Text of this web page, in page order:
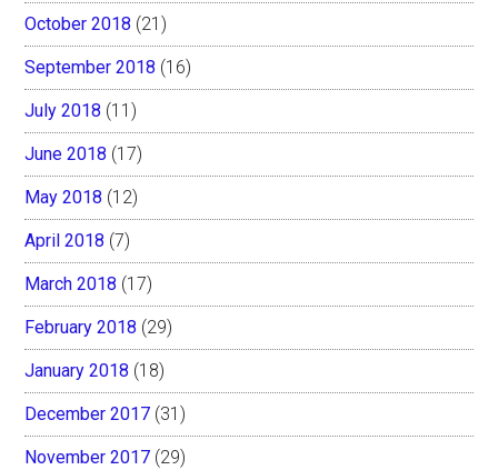
October 2018 (21)
September 2018 (16)
July 2018 (11)
June 2018 (17)
May 2018 (12)
April 2018 (7)
March 2018 (17)
February 2018 (29)
January 2018 (18)
December 2017 (31)
November 2017 (29)